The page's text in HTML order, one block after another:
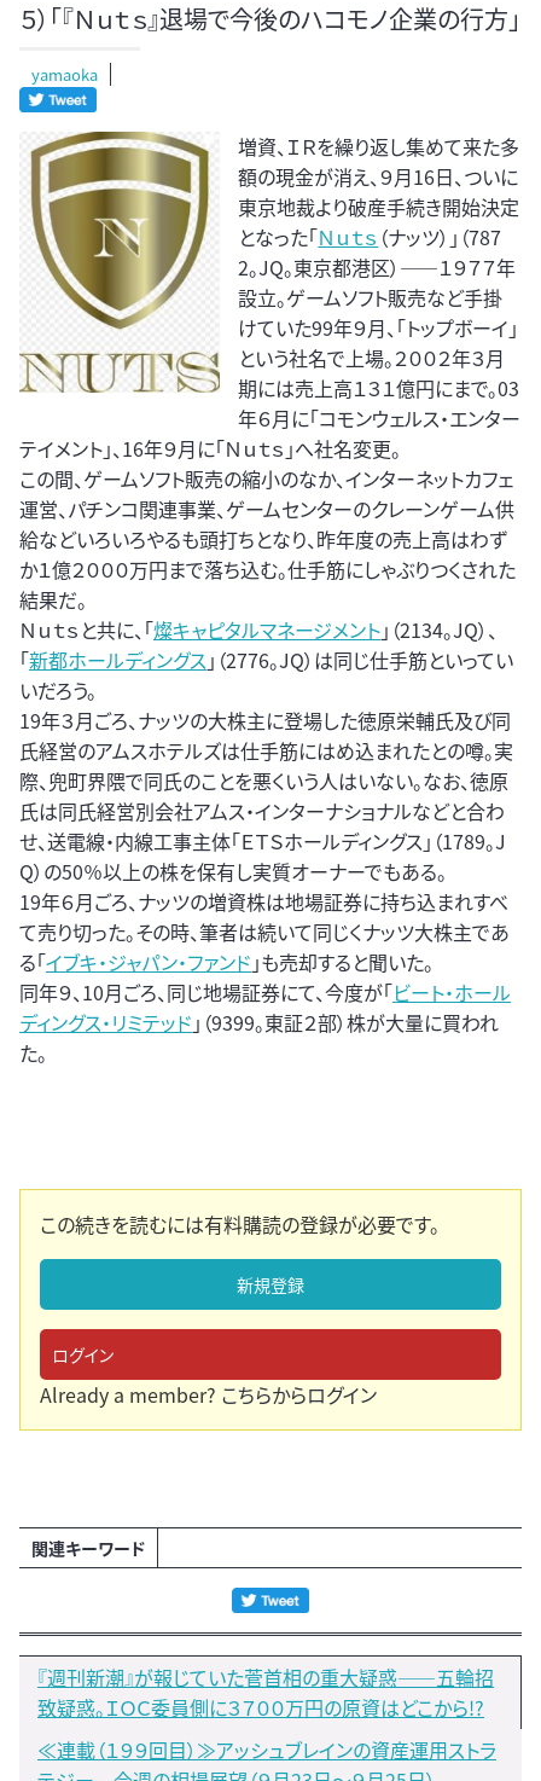
５）「『Ｎｕｔｓ』退場で今後のハコモノ企業の行方」
yamaoka
増資、ＩＲを繰り返し集めて来た多
額の現金が消え、９月16日、ついに
東京地裁より破産手続き開始決定
となった「Ｎｕｔｓ （ナッツ）」（787
2。JQ。東京都港区）――１９７７年
設立。ゲームソフト販売など手掛
けていた99年９月、「トップボーイ」
という社名で上場。２００２年３月
期には売上高１３１億円にまで。03
年６月に「コモンウェルス・エンター
テイメント」、16年９月に「Ｎｕｔｓ」へ社名変更。
この間、ゲームソフト販売の縮小のなか、インターネットカフェ
運営、パチンコ関連事業、ゲームセンターのクレーンゲーム供
給などいろいろやるも頭打ちとなり、昨年度の売上高はわず
か１億２０００万円まで落ち込む。仕手筋にしゃぶりつくされた
結果だ。
Ｎｕｔｓと共に、「燦キャピタルマネージメント」（2134。JQ）、
「新都ホールディングス」（2776。JQ）は同じ仕手筋といってい
いだろう。
19年３月ごろ、ナッツの大株主に登場した徳原栄輔氏及び同
氏経営のアムスホテルズは仕手筋にはめ込まれたとの噂。実
際、兜町界隈で同氏のことを悪くいう人はいない。なお、徳原
氏は同氏経営別会社アムス・インターナショナルなどと合わ
せ、送電線・内線工事主体「ＥＴＳホールディングス」（1789。J
Q）の50％以上の株を保有し実質オーナーでもある。
19年６月ごろ、ナッツの増資株は地場証券に持ち込まれすべ
て売り切った。その時、筆者は続いて同じくナッツ大株主であ
る「イブキ・ジャパン・ファンド 」も売却すると聞いた。
同年９、10月ごろ、同じ地場証券にて、今度が「ビート・ホール
ディングス・リミテッド 」（9399。東証２部）株が大量に買われ
た。
この続きを読むには有料購読の登録が必要です。
新規登録
ログイン
Already a member? こちらからログイン
関連キーワード
『週刊新潮』が報じていた菅首相の重大疑惑――五輪招
致疑惑。ＩＯＣ委員側に３７００万円の原資はどこから!?
≪連載（１９９回目）≫アッシュブレインの資産運用ストラ